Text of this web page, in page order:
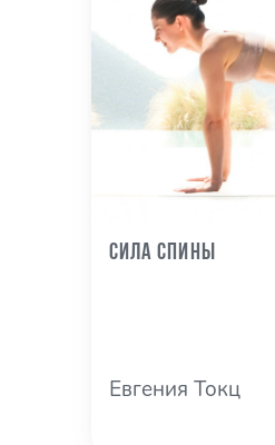
Сила спины
Евгения Токц